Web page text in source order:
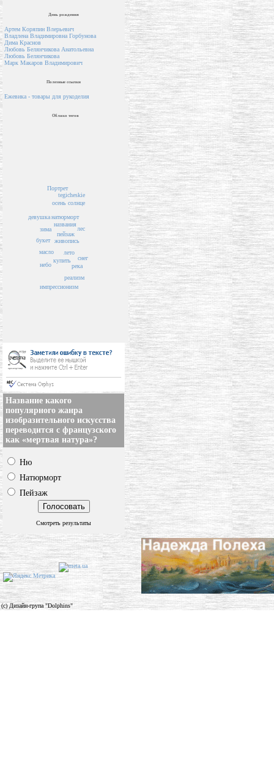
День рождения
Артем Коряпин Влерьевич
Владлена Владимировна Горбунова
Дима Краснов
Любовь Белянчикова Анатольевна
Любовь Белянчикова
Марк Макаров Владимирович
Полезные ссылки
Ежевика - товары для рукоделия
Облако тегов
пейзаж
названия
живопись
лето
натюрморт
купить
солнце
лес
зима
осень
букет
масло
река
снег
tegicheskie
реализм
небо
импрессионизм
Портрет
девушка
Название какого
популярного жанра
изобразительного искусства
переводится с французского
как «мертвая натура»?
Ню
Натюрморт
Пейзаж
Смотреть результаты
(c) Дизайн-група "Dolphins"